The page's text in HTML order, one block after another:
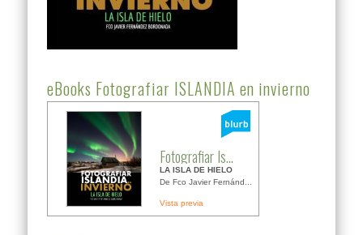
eBooks Fotografiar ISLANDIA en invierno
Fotografiar Is...
LA ISLA DE HIELO
De Fco Javier Fernánd...
Vista previa